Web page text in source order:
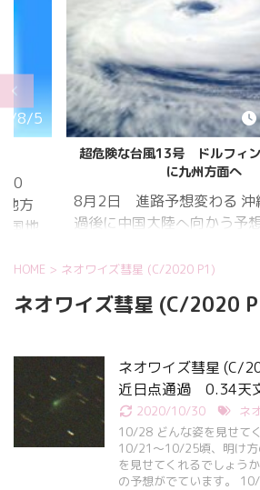
8/5
20
方
国地
地
超危険な台風13号 ドルフィ
に九州方面へ
8月2日 進路予想変わる 沖
過後に中国大陸へ向かう予
リカ海洋大気
ヨーロッ
6:00 8月30日 5:20 8月1日
近海で猛烈な勢力へ 台風13
後、海面水温が29度以上の
する見込みで、猛烈な勢力
み。
HOME > ネオワイズ彗星 (C/2020 P1)
ネオワイズ彗星 (C/2020
ネオワイズ彗星 (C/
近日点通過 0.34天
2020/10/30
ネ
10/28 どんな姿を見せて
10/21～10/25頃、明け方
を見せてくれるでしょう
の予想がでています。